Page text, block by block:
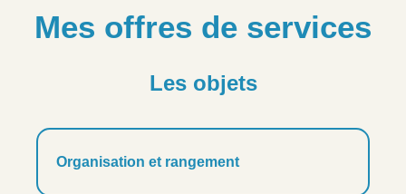
Mes offres de services
Les objets
Organisation et rangement